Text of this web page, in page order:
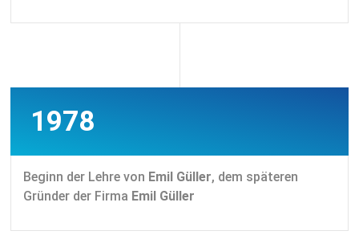
1978
Beginn der Lehre von Emil Güller, dem späteren
Gründer der Firma Emil Güller